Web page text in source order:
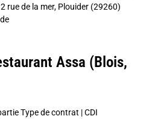
rue de la mer, Plouider (29260)
Assa (Blois,
Type de contrat | CDI